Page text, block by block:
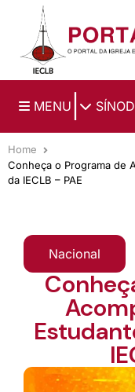
Ir para o conteúdo
MENU
Home
Conheça o Programa de
da IECLB – PAE
Nacional